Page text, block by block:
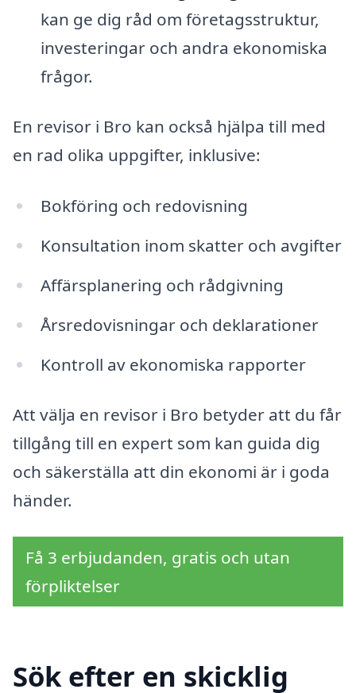
kan ge dig råd om företagsstruktur,
investeringar och andra ekonomiska
frågor.
En revisor i Bro kan också hjälpa till med
en rad olika uppgifter, inklusive:
Bokföring och redovisning
Konsultation inom skatter och avgifter
Affärsplanering och rådgivning
Årsredovisningar och deklarationer
Kontroll av ekonomiska rapporter
Att välja en revisor i Bro betyder att du får
tillgång till en expert som kan guida dig
och säkerställa att din ekonomi är i goda
händer.
Få 3 erbjudanden, gratis och utan
förpliktelser
Sök efter en skicklig